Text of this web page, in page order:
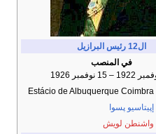
ال12
رئيس البرازيل
في المنصب
Estácio de Albuquerque Coimbra
إپيتاسيو پسوا
واشنطن لويش